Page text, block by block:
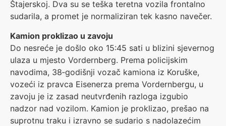
Štajerskoj. Dva su se teška teretna vozila frontalno
sudarila, a promet je normaliziran tek kasno navečer.
Kamion proklizao u zavoju
Do nesreće je došlo oko 15:45 sati u blizini sjevernog
ulaza u mjesto Vordernberg. Prema policijskim
navodima, 38‑godišnji vozač kamiona iz Koruške,
vozeći iz pravca Eisenerza prema Vordernbergu, u
zavoju je iz zasad neutvrđenih razloga izgubio
nadzor nad vozilom. Kamion je proklizao, prešao na
suprotnu traku i izravno se sudario s nadolazećim